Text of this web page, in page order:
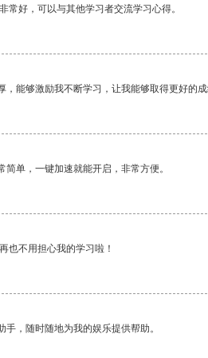
常好，可以与其他学习者交流学习心得。
，能够激励我不断学习，让我能够取得更好的
单，一键加速就能开启，非常方便。
也不用担心我的学习啦！
，随时随地为我的娱乐提供帮助。